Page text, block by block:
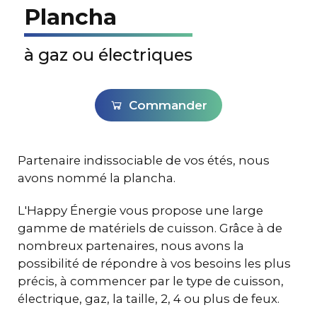
Plancha
à gaz ou électriques
Commander
Partenaire indissociable de vos étés, nous
avons nommé la plancha.
L'Happy Énergie vous propose une large
gamme de matériels de cuisson. Grâce à de
nombreux partenaires, nous avons la
possibilité de répondre à vos besoins les plus
précis, à commencer par le type de cuisson,
électrique, gaz, la taille, 2, 4 ou plus de feux.